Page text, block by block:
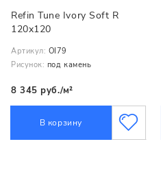
Refin Tune Ivory Soft R
120x120
Артикул: OI79
Рисунок: под камень
8 345 руб./м²
В корзину